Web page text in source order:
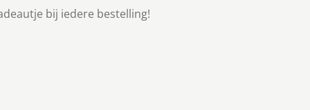
bij iedere bestelling!